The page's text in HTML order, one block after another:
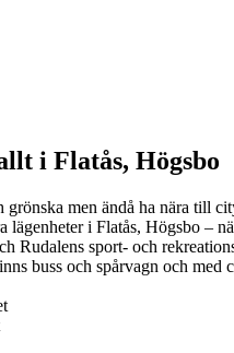
i Flatås, Högsbo
men ändå ha nära till
lägenheter i Flatås, Högsbo –
Rudalens sport- och
buss och spårvagn och med